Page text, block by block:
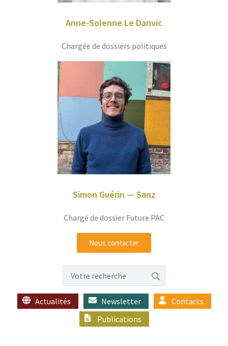
Anne-Solenne Le Danvic
Chargée de dossiers politiques
Simon Guérin — Sanz
Chargé de dossier Future PAC
Nous con­tac­ter
Actualités Newsletter
Contacts
Publications